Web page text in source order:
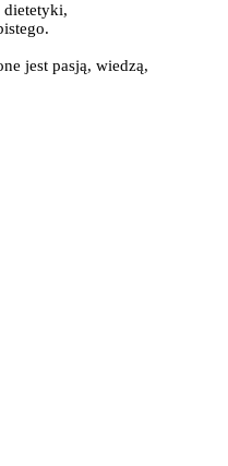
dietetyki,
jest pasją, wiedzą,